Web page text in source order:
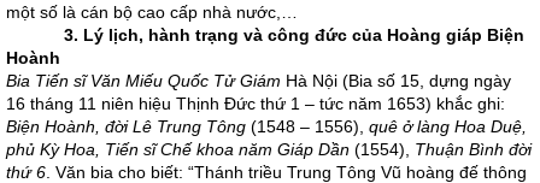
một số là cán bộ cao cấp nhà nước,…
3. Lý lịch, hành trạng và công đức của Hoàng giáp Biện
Hoành
Bia Tiến sĩ Văn Miếu Quốc Tử Giám Hà Nội (Bia số 15, dựng ngày
16 tháng 11 niên hiệu Thịnh Đức thứ 1 – tức năm 1653) khắc ghi:
Biện Hoành, đời Lê Trung Tông (1548 – 1556), quê ở làng Hoa Duệ,
phủ Kỳ Hoa, Tiến sĩ Chế khoa năm Giáp Dần (1554), Thuận Bình đời
thứ 6 . Văn bia cho biết: “Thánh triều Trung Tông Vũ hoàng đế thông